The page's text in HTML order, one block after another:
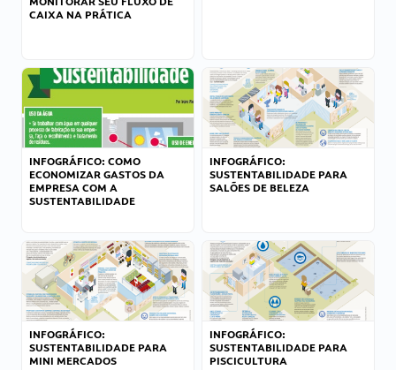
CAIXA NA PRÁTICA
INFOGRÁFICO: COMO
ECONOMIZAR GASTOS DA
EMPRESA COM A
SUSTENTABILIDADE
INFOGRÁFICO:
SUSTENTABILIDADE PARA
SALÕES DE BELEZA
INFOGRÁFICO:
SUSTENTABILIDADE PARA
MINI MERCADOS
INFOGRÁFICO:
SUSTENTABILIDADE PARA
PISCICULTURA